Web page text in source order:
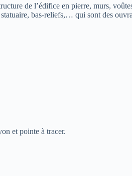
de l’édifice en pierre, murs,
bas-reliefs,… qui sont des
et pointe à tracer.